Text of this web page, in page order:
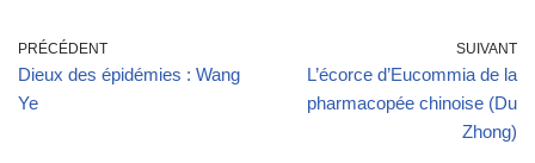
PRÉCÉDENT
Dieux des épidémies : Wang
Ye
SUIVANT
L’écorce d’Eucommia de la
pharmacopée chinoise (Du
Zhong)